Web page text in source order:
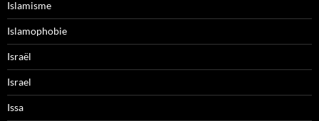
Islamisme
Islamophobie
Israël
Israel
Issa